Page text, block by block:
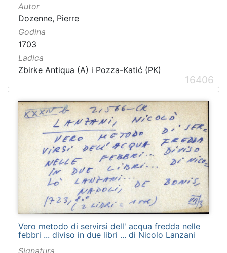
Autor
Dozenne, Pierre
Godina
1703
Ladica
Zbirke Antiqua (A) i Pozza-Katić (PK)
16406
Vero metodo di servirsi dell' acqua fredda nelle
febbri ... diviso in due libri ... di Nicolo Lanzani
Signatura